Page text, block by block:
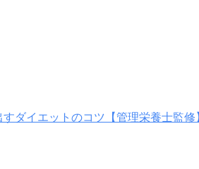
ダイエットのコツ【管理栄養士監修